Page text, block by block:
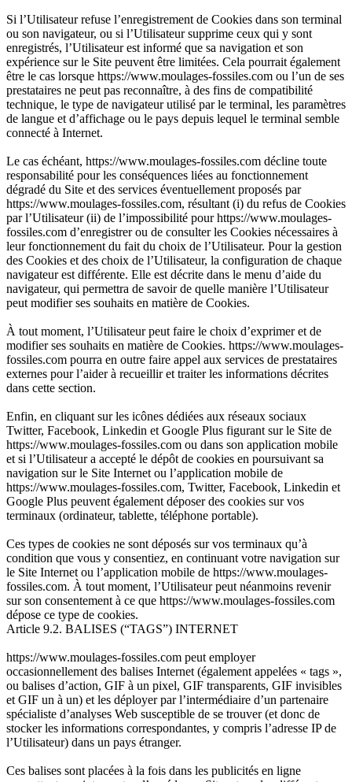
Si l’Utilisateur refuse l’enregistrement de Cookies dans son terminal
ou son navigateur, ou si l’Utilisateur supprime ceux qui y sont
enregistrés, l’Utilisateur est informé que sa navigation et son
expérience sur le Site peuvent être limitées. Cela pourrait également
être le cas lorsque https://www.moulages-fossiles.com ou l’un de ses
prestataires ne peut pas reconnaître, à des fins de compatibilité
technique, le type de navigateur utilisé par le terminal, les paramètres
de langue et d’affichage ou le pays depuis lequel le terminal semble
connecté à Internet.
Le cas échéant, https://www.moulages-fossiles.com décline toute
responsabilité pour les conséquences liées au fonctionnement
dégradé du Site et des services éventuellement proposés par
https://www.moulages-fossiles.com, résultant (i) du refus de Cookies
par l’Utilisateur (ii) de l’impossibilité pour https://www.moulages-
fossiles.com d’enregistrer ou de consulter les Cookies nécessaires à
leur fonctionnement du fait du choix de l’Utilisateur. Pour la gestion
des Cookies et des choix de l’Utilisateur, la configuration de chaque
navigateur est différente. Elle est décrite dans le menu d’aide du
navigateur, qui permettra de savoir de quelle manière l’Utilisateur
peut modifier ses souhaits en matière de Cookies.
À tout moment, l’Utilisateur peut faire le choix d’exprimer et de
modifier ses souhaits en matière de Cookies. https://www.moulages-
fossiles.com pourra en outre faire appel aux services de prestataires
externes pour l’aider à recueillir et traiter les informations décrites
dans cette section.
Enfin, en cliquant sur les icônes dédiées aux réseaux sociaux
Twitter, Facebook, Linkedin et Google Plus figurant sur le Site de
https://www.moulages-fossiles.com ou dans son application mobile
et si l’Utilisateur a accepté le dépôt de cookies en poursuivant sa
navigation sur le Site Internet ou l’application mobile de
https://www.moulages-fossiles.com, Twitter, Facebook, Linkedin et
Google Plus peuvent également déposer des cookies sur vos
terminaux (ordinateur, tablette, téléphone portable).
Ces types de cookies ne sont déposés sur vos terminaux qu’à
condition que vous y consentiez, en continuant votre navigation sur
le Site Internet ou l’application mobile de https://www.moulages-
fossiles.com. À tout moment, l’Utilisateur peut néanmoins revenir
sur son consentement à ce que https://www.moulages-fossiles.com
dépose ce type de cookies.
Article 9.2. BALISES (“TAGS”) INTERNET
https://www.moulages-fossiles.com peut employer
occasionnellement des balises Internet (également appelées « tags »,
ou balises d’action, GIF à un pixel, GIF transparents, GIF invisibles
et GIF un à un) et les déployer par l’intermédiaire d’un partenaire
spécialiste d’analyses Web susceptible de se trouver (et donc de
stocker les informations correspondantes, y compris l’adresse IP de
l’Utilisateur) dans un pays étranger.
Ces balises sont placées à la fois dans les publicités en ligne